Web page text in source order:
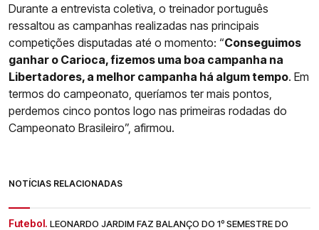
Durante a entrevista coletiva, o treinador português
ressaltou as campanhas realizadas nas principais
competições disputadas até o momento: “Conseguimos
ganhar o Carioca, fizemos uma boa campanha na
Libertadores, a melhor campanha há algum tempo. Em
termos do campeonato, queríamos ter mais pontos,
perdemos cinco pontos logo nas primeiras rodadas do
Campeonato Brasileiro”, afirmou.
NOTÍCIAS RELACIONADAS
Futebol. LEONARDO JARDIM FAZ BALANÇO DO 1º SEMESTRE DO